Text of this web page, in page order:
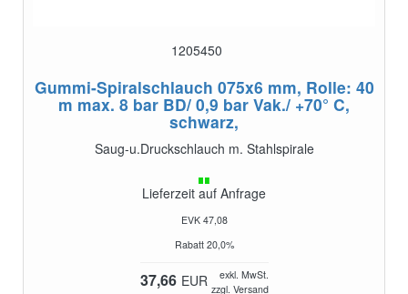
1205450
Gummi-Spiralschlauch 075x6 mm, Rolle: 40
m max. 8 bar BD/ 0,9 bar Vak./ +70° C,
schwarz,
Saug-u.Druckschlauch m. Stahlspirale
Lieferzeit auf Anfrage
EVK 47,08
Rabatt 20,0%
37,66 EUR
exkl. MwSt.
zzgl. Versand